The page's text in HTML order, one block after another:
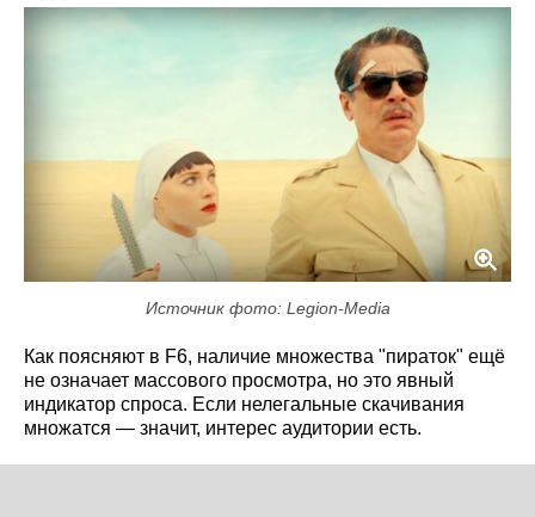
Источник фото: Legion-Media
Как поясняют в F6, наличие множества "пираток" ещё
не означает массового просмотра, но это явный
индикатор спроса. Если нелегальные скачивания
множатся — значит, интерес аудитории есть.